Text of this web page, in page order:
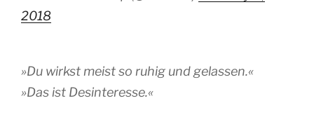
2018
»Du wirkst meist so ruhig und gelassen.«
»Das ist Desinteresse.«